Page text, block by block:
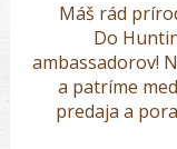
Máš rád
Do
ambassadorov!
a patríme
predaja a